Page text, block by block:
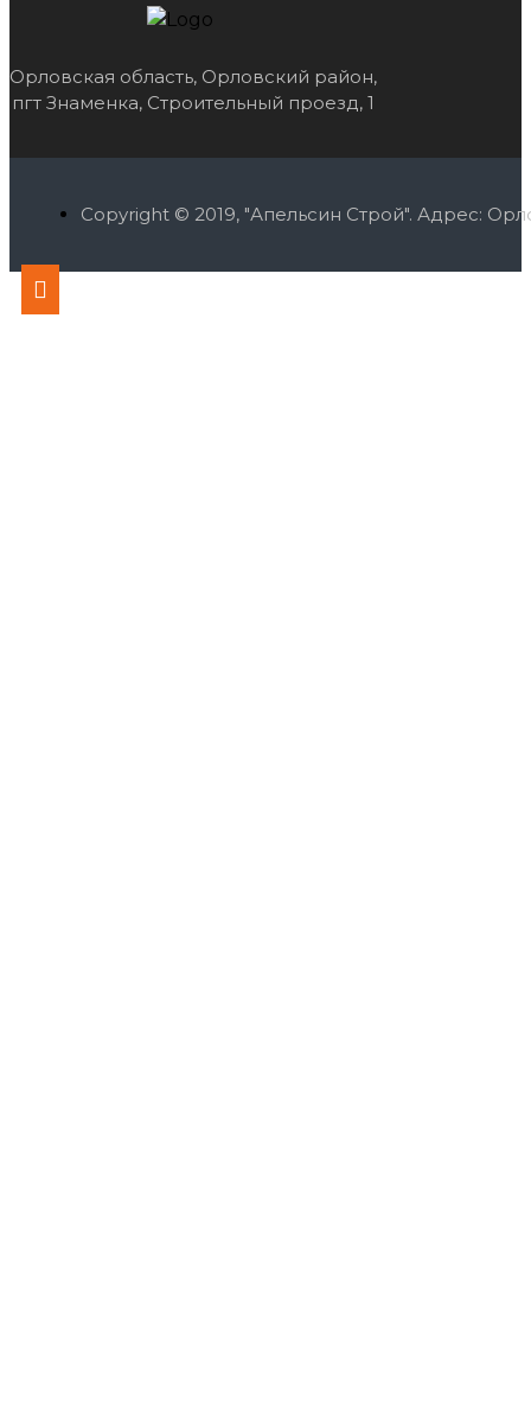
Орловская область, Орловский район,
пгт Знаменка, Строительный проезд, 1
Copyright © 2019, "Апельсин Строй". Адрес: